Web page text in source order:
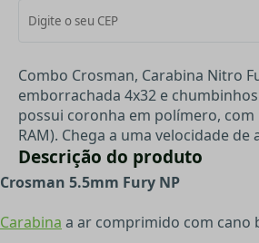
Combo Crosman, Carabina Nitro
emborrachada 4x32 e
possui coronha em polímero, com
RAM). Chega a uma velocidade de
Descrição do produto
Crosman 5.5mm Fury NP
Carabina a ar comprimido com cano